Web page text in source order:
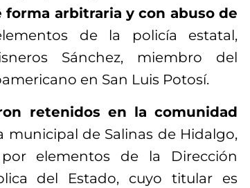
forma arbitraria y con abuso de
de la policía estatal,
Sánchez, miembro del
en San Luis Potosí.
retenidos en la comunidad
municipal de Salinas de Hidalgo,
elementos de la Dirección
del Estado, cuyo titular es